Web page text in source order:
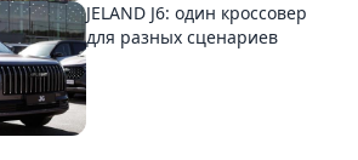
JELAND J6: один кроссовер
для разных сценариев